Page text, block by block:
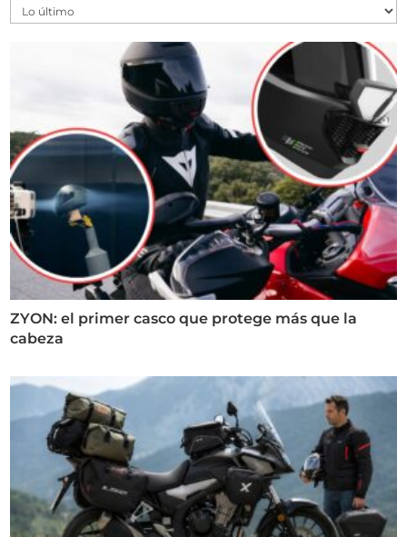
ZYON: el primer casco que protege más que la
cabeza